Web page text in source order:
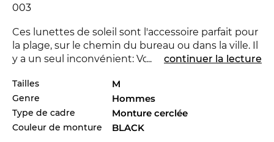
003
Ces lunettes de soleil sont l'accessoire parfait pour
la plage, sur le chemin du bureau ou dans la ville. Il
y a un seul inconvénient: Vous attirez
nouvelle dans le marché 2024, pour rester à la
pointe du progrès. Le GG1668S est aussi disponible
dans autres styles des collectionnes de la marque
Guccide 2023 et 2024 à la boutique d’Edel-Optics
... continuer la lecture
Tailles M
Genre Hommes
Type de cadre Monture cerclée
Couleur de monture BLACK